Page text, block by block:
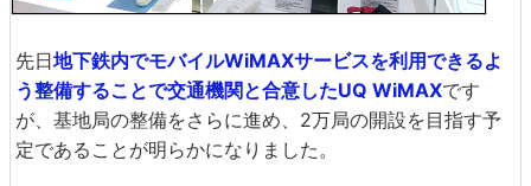
先日地下鉄内でモバイルWiMAXサービスを利用できるよ
う整備することで交通機関と合意したUQ WiMAXです
が、基地局の整備をさらに進め、2万局の開設を目指す予
定であることが明らかになりました。